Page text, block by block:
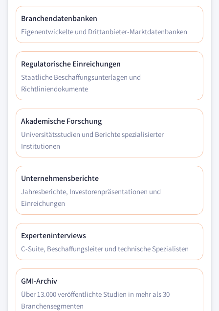
Branchendatenbanken
Eigenentwickelte und Drittanbieter-Marktdatenbanken
Regulatorische Einreichungen
Staatliche Beschaffungsunterlagen und
Richtliniendokumente
Akademische Forschung
Universitätsstudien und Berichte spezialisierter
Institutionen
Unternehmensberichte
Jahresberichte, Investorenpräsentationen und
Einreichungen
Experteninterviews
C-Suite, Beschaffungsleiter und technische Spezialisten
GMI-Archiv
Über 13.000 veröffentlichte Studien in mehr als 30
Branchensegmenten